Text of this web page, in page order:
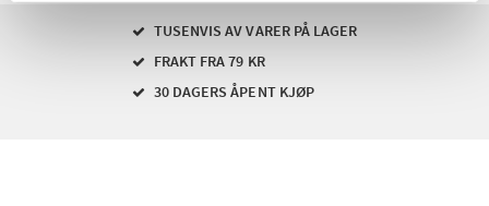
TUSENVIS AV VARER PÅ LAGER
FRAKT FRA 79 KR
30 DAGERS ÅPENT KJØP